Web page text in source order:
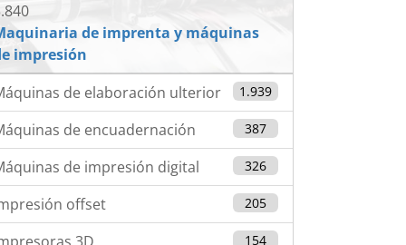
de imprenta y máquinas
impresión
de elaboración ulterior
1.939
de encuadernación 387
de impresión digital 326
offset 205
154